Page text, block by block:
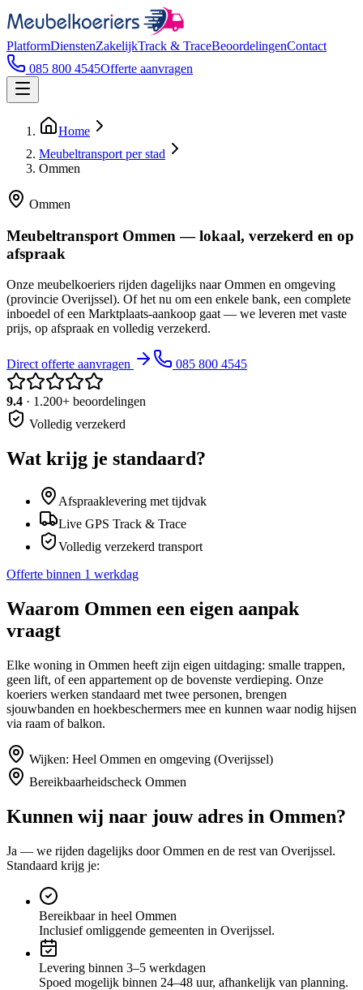
PlatformDienstenZakelijkTrack & TraceBeoordelingenContact
085 800 4545Offerte aanvragen
Home
Meubeltransport per stad
Ommen
Ommen
Meubeltransport Ommen — lokaal, verzekerd en op
afspraak
Onze meubelkoeriers rijden dagelijks naar Ommen en omgeving
(provincie Overijssel). Of het nu om een enkele bank, een complete
inboedel of een Marktplaats-aankoop gaat — we leveren met vaste
prijs, op afspraak en volledig verzekerd.
Direct offerte aanvragen 085 800 4545
9.4 · 1.200+ beoordelingen
Volledig verzekerd
Wat krijg je standaard?
Afspraaklevering met tijdvak
Live GPS Track & Trace
Volledig verzekerd transport
Offerte binnen 1 werkdag
Waarom Ommen een eigen aanpak
vraagt
Elke woning in Ommen heeft zijn eigen uitdaging: smalle trappen,
geen lift, of een appartement op de bovenste verdieping. Onze
koeriers werken standaard met twee personen, brengen
sjouwbanden en hoekbeschermers mee en kunnen waar nodig hijsen
via raam of balkon.
Wijken: Heel Ommen en omgeving (Overijssel)
Bereikbaarheidscheck Ommen
Kunnen wij naar jouw adres in Ommen?
Ja — we rijden dagelijks doorOmmen en de rest van Overijssel.
Standaard krijg je:
Bereikbaar in heel Ommen
Inclusief omliggende gemeenten in Overijssel.
Levering binnen 3–5 werkdagen
Spoed mogelijk binnen 24–48 uur, afhankelijk van planning.